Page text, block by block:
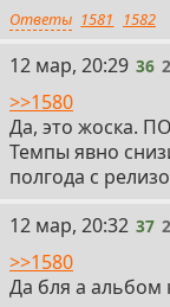
Ответы 1581 1582
36
12 мар, 20:29 36
>>1580
Да, это жоска.
Темпы явно
полгода с
37
12 мар, 20:32 37
>>1580
Да бля а альбом